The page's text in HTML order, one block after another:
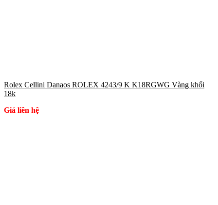
Rolex Cellini Danaos ROLEX 4243/9 K K18RGWG Vàng khối
18k
Giá liên hệ